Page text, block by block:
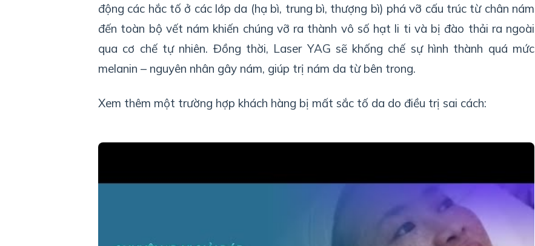
động các hắc tố ở các lớp da (hạ bì, trung bì, thượng bì) phá vỡ cấu trúc từ chân nám
đến toàn bộ vết nám khiến chúng vỡ ra thành vô số hạt li ti và bị đào thải ra ngoài
qua cơ chế tự nhiên. Đồng thời, Laser YAG sẽ khống chế sự hình thành quá mức
melanin – nguyên nhân gây nám, giúp trị nám da từ bên trong.
Xem thêm một trường hợp khách hàng bị mất sắc tố da do điều trị sai cách: